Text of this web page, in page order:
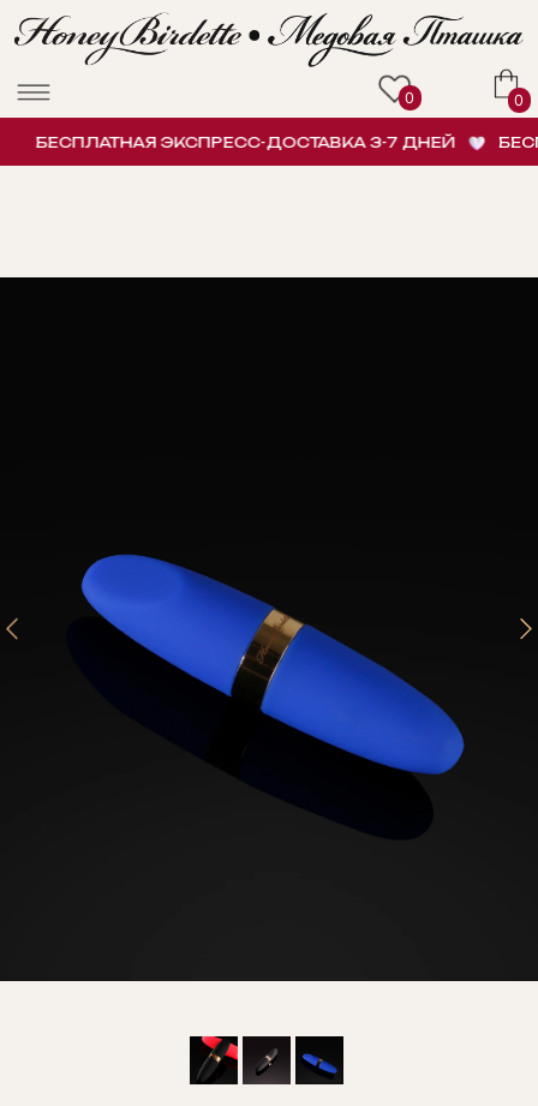
БЕСПЛАТНАЯ ЭКСПРЕСС-ДОСТАВКА 3-7 ДНЕЙ